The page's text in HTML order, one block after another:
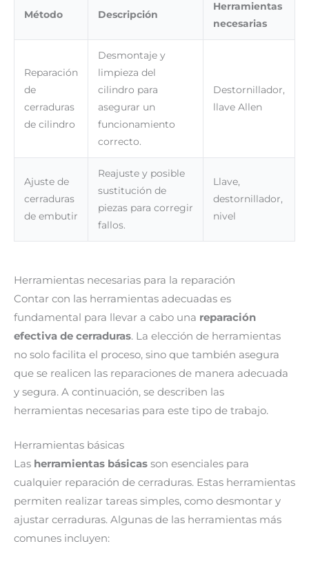
Método Descripción
Herramientas
necesarias
Reparación
de
cerraduras
de cilindro
Desmontaje y
limpieza del
cilindro para
asegurar un
funcionamiento
correcto.
Destornillador,
llave Allen
Ajuste de
cerraduras
de embutir
Reajuste y posible
sustitución de
piezas para corregir
fallos.
Llave,
destornillador,
nivel
Herramientas necesarias para la reparación
Contar con las herramientas adecuadas es
fundamental para llevar a cabo una reparación
efectiva de cerraduras. La elección de herramientas
no solo facilita el proceso, sino que también asegura
que se realicen las reparaciones de manera adecuada
y segura. A continuación, se describen las
herramientas necesarias para este tipo de trabajo.
Herramientas básicas
Las herramientas básicas son esenciales para
cualquier reparación de cerraduras. Estas herramientas
permiten realizar tareas simples, como desmontar y
ajustar cerraduras. Algunas de las herramientas más
comunes incluyen: